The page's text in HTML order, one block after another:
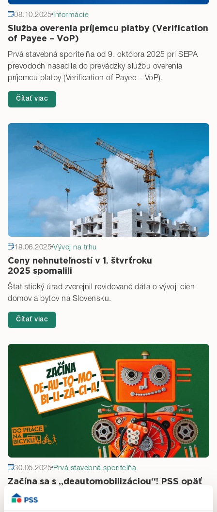
08.10.2025 Informácie
Služba overenia príjemcu platby (Verification
of Payee – VoP)
Prvá stavebná sporiteľňa od 9. októbra 2025 pri SEPA
prevodoch nasadila do prevádzky službu overenia
príjemcu platby (Verification of Payee – VoP).
Čítať viac
18.06.2025 Vývoj na trhu
Ceny nehnuteľností v 1. štvrťroku
2025 spomalili
Štatistický úrad zverejnil revidované dáta o vývoji cien
domov a bytov na Slovensku.
Čítať viac
30.05.2025 Prvá stavebná sporiteľňa
Začína sa s „deautomobilizáciou“! PSS opäť
zabojuje v kampani Do práce na bicykli